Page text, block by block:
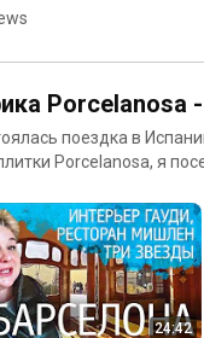
соседям и
Porcelanosa
поездка в
я посетила Барселону и
24:42